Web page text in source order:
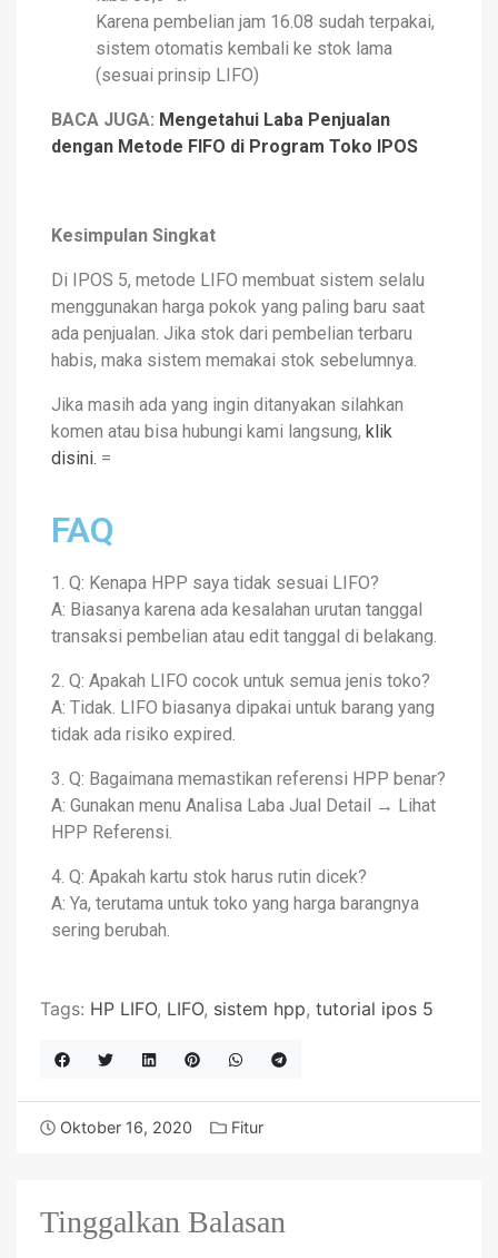
Karena pembelian jam 16.08 sudah terpakai,
sistem otomatis kembali ke stok lama
(sesuai prinsip LIFO)
BACA JUGA: Mengetahui Laba Penjualan
dengan Metode FIFO di Program Toko IPOS
Kesimpulan Singkat
Di IPOS 5, metode LIFO membuat sistem selalu
menggunakan harga pokok yang paling baru saat
ada penjualan. Jika stok dari pembelian terbaru
habis, maka sistem memakai stok sebelumnya.
Jika masih ada yang ingin ditanyakan silahkan
komen atau bisa hubungi kami langsung, klik
disini. =
FAQ
1. Q: Kenapa HPP saya tidak sesuai LIFO?
A: Biasanya karena ada kesalahan urutan tanggal
transaksi pembelian atau edit tanggal di belakang.
2. Q: Apakah LIFO cocok untuk semua jenis toko?
A: Tidak. LIFO biasanya dipakai untuk barang yang
tidak ada risiko expired.
3. Q: Bagaimana memastikan referensi HPP benar?
A: Gunakan menu Analisa Laba Jual Detail → Lihat
HPP Referensi.
4. Q: Apakah kartu stok harus rutin dicek?
A: Ya, terutama untuk toko yang harga barangnya
sering berubah.
Tags: HP LIFO, LIFO, sistem hpp, tutorial ipos 5
Oktober 16, 2020 Fitur
Tinggalkan Balasan